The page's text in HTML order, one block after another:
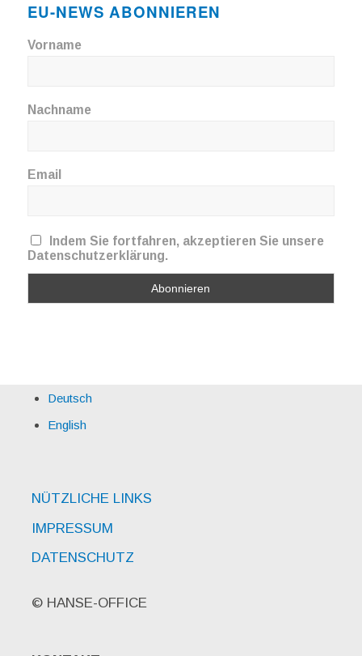
EU-NEWS ABONNIEREN
Vorname
Nachname
Email
Indem Sie fortfahren, akzeptieren Sie unsere
Datenschutzerklärung.
Deutsch
English
NÜTZLICHE LINKS
IMPRESSUM
DATENSCHUTZ
© HANSE-OFFICE